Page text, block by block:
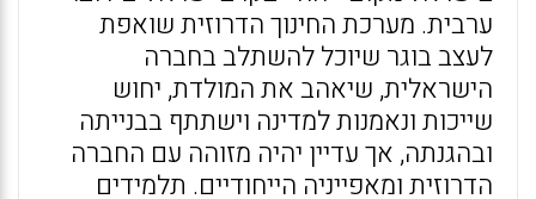
ערבית. מערכת החינוך הדרוזית שואפת
לעצב בוגר שיוכל להשתלב בחברה
הישראלית, שיאהב את המולדת, יחוש
שייכות ונאמנות למדינה וישתתף בבנייתה
ובהגנתה, אך עדיין יהיה מזוהה עם החברה
הדרוזית ומאפייניה הייחודיים. תלמידים